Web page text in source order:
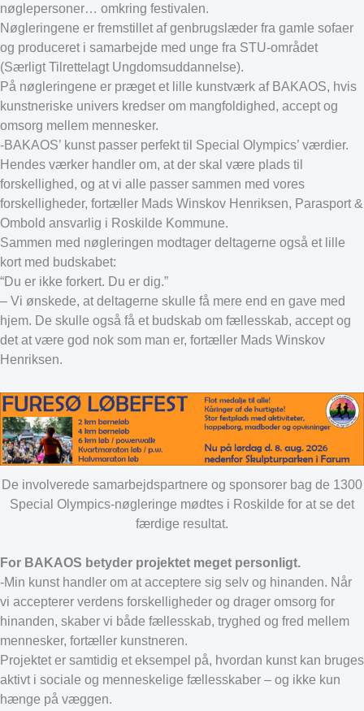
nøglepersoner… omkring festivalen.
Nøgleringene er fremstillet af genbrugslæder fra gamle sofaer
og produceret i samarbejde med unge fra STU-området
(Særligt Tilrettelagt Ungdomsuddannelse).
På nøgleringene er præget et lille kunstværk af BAKAOS, hvis
kunstneriske univers kredser om mangfoldighed, accept og
omsorg mellem mennesker.
-BAKAOS’ kunst passer perfekt til Special Olympics’ værdier.
Hendes værker handler om, at der skal være plads til
forskellighed, og at vi alle passer sammen med vores
forskelligheder, fortæller Mads Winskov Henriksen, Parasport &
Ombold ansvarlig i Roskilde Kommune.
Sammen med nøgleringen modtager deltagerne også et lille
kort med budskabet:
“Du er ikke forkert. Du er dig.”
– Vi ønskede, at deltagerne skulle få mere end en gave med
hjem. De skulle også få et budskab om fællesskab, accept og
det at være god nok som man er, fortæller Mads Winskov
Henriksen.
De involverede samarbejdspartnere og sponsorer bag de 1300
Special Olympics-nøgleringe mødtes i Roskilde for at se det
færdige resultat.
For BAKAOS betyder projektet meget personligt.
-Min kunst handler om at acceptere sig selv og hinanden. Når
vi accepterer verdens forskelligheder og drager omsorg for
hinanden, skaber vi både fællesskab, tryghed og fred mellem
mennesker, fortæller kunstneren.
Projektet er samtidig et eksempel på, hvordan kunst kan bruges
aktivt i sociale og menneskelige fællesskaber – og ikke kun
hænge på væggen.